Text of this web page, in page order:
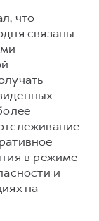
что
связаны
в режиме
и
на